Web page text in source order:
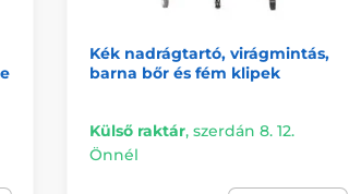
Kék nadrágtartó, virágmintás,
barna bőr és fém klipek
Külső raktár, szerdán 8. 12.
Önnél